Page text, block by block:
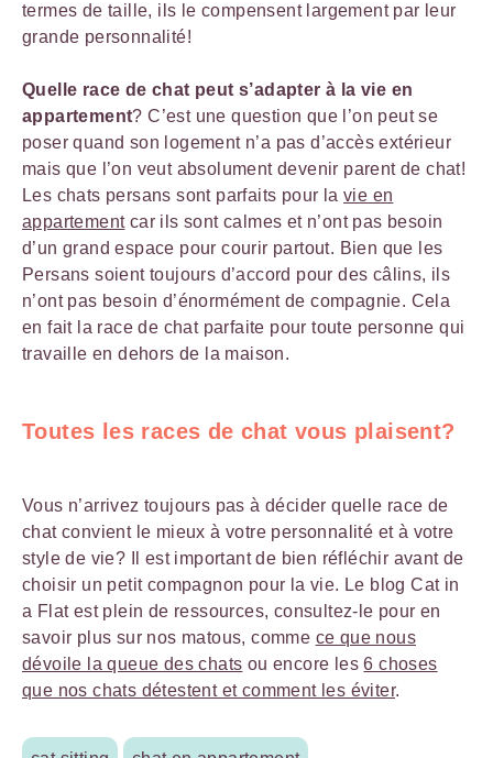
termes de taille, ils le compensent largement par leur
grande personnalité!
Quelle race de chat peut s’adapter à la vie en
appartement? C’est une question que l’on peut se
poser quand son logement n’a pas d’accès extérieur
mais que l’on veut absolument devenir parent de chat!
Les chats persans sont parfaits pour la vie en
appartementcar ils sont calmes et n’ont pas besoin
d’un grand espace pour courir partout. Bien que les
Persans soient toujours d’accord pour des câlins, ils
n’ont pas besoin d’énormément de compagnie. Cela
en fait la race de chat parfaite pour toute personne qui
travaille en dehors de la maison.
Toutes les races de chat vous plaisent?
Vous n’arrivez toujours pas à décider quelle race de
chat convient le mieux à votre personnalité et à votre
style de vie? Il est important de bien réfléchir avant de
choisir un petit compagnon pour la vie. Le blog Cat in
a Flat est plein de ressources, consultez-le pour en
savoir plus sur nos matous, comme ce que nous
dévoile la queue des chats ou encore les6 choses
que nos chats détestent et comment les éviter.